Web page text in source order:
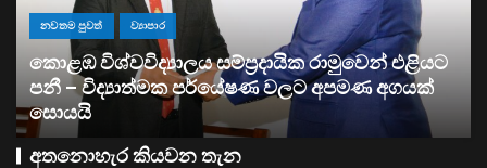
ව්‍යාපාර
සතොසෙන් සුපර් වැඩක් ..
අතනොහැර කියවන තැන